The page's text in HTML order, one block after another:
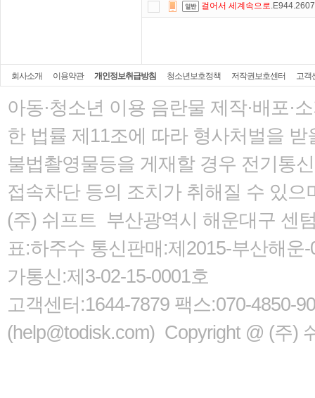
걸어서 세계속으로
회사소개 이용약관 개인정보취급방침 청소년보호정책 저작권보호센터 고객
아동·청소년 이용 음란물 제작·배포·
한 법률 제11조에 따라 형사처벌을 받
불법촬영물등을 게재할 경우 전기통
접속차단 등의 조치가 취해질 수 있으
(주) 쉬프트 부산광역시 해운대구 센
표:하주수 통신판매:제2015-부산해
가통신:제3-02-15-0001호
고객센터:1644-7879 팩스:070-4850-
(help@todisk.com) Copyright @ (주)